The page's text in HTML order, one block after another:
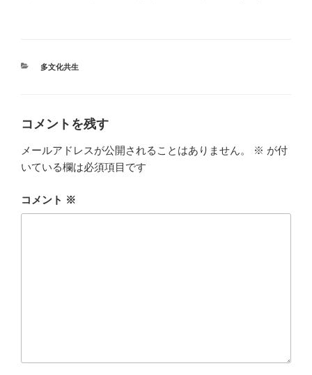
カ
多文化共生
コメントを残す
メールアドレスが公開されることはありません。 ※ が付
いている欄は必須項目です
コメント ※